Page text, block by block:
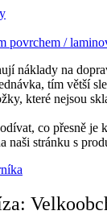
povrchem /
náklady na
tím větší
které nejsou
co přesně je
naši stránku s